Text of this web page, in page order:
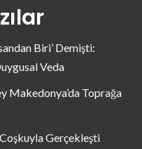
Biri’ Demişti:
Veda
Makedonya’da Toprağa
Coşkuyla Gerçekleşti